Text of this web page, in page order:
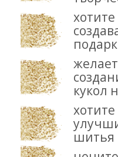
кукол
шитья